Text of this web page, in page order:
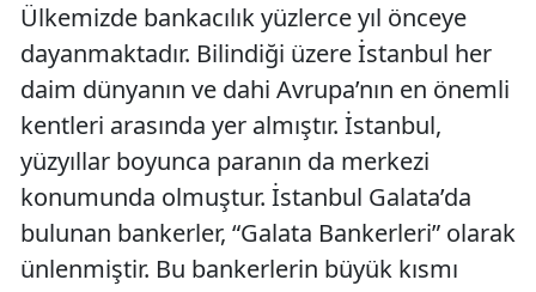
Ülkemizde bankacılık yüzlerce yıl önceye
dayanmaktadır. Bilindiği üzere İstanbul her
daim dünyanın ve dahi Avrupa’nın en önemli
kentleri arasında yer almıştır. İstanbul,
yüzyıllar boyunca paranın da merkezi
konumunda olmuştur. İstanbul Galata’da
bulunan bankerler, “Galata Bankerleri” olarak
ünlenmiştir. Bu bankerlerin büyük kısmı